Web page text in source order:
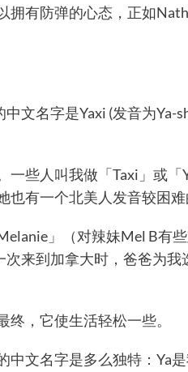
拥有防弹的心态，正如
文名字是Yaxi (发音为Ya-
些人叫我做「Taxi」或「
有一个北美人发音较困难
」（对辣妹Mel B有
来到加拿大时，爸爸为
，它使生活轻松一些。
中文名字是多么独特：Ya